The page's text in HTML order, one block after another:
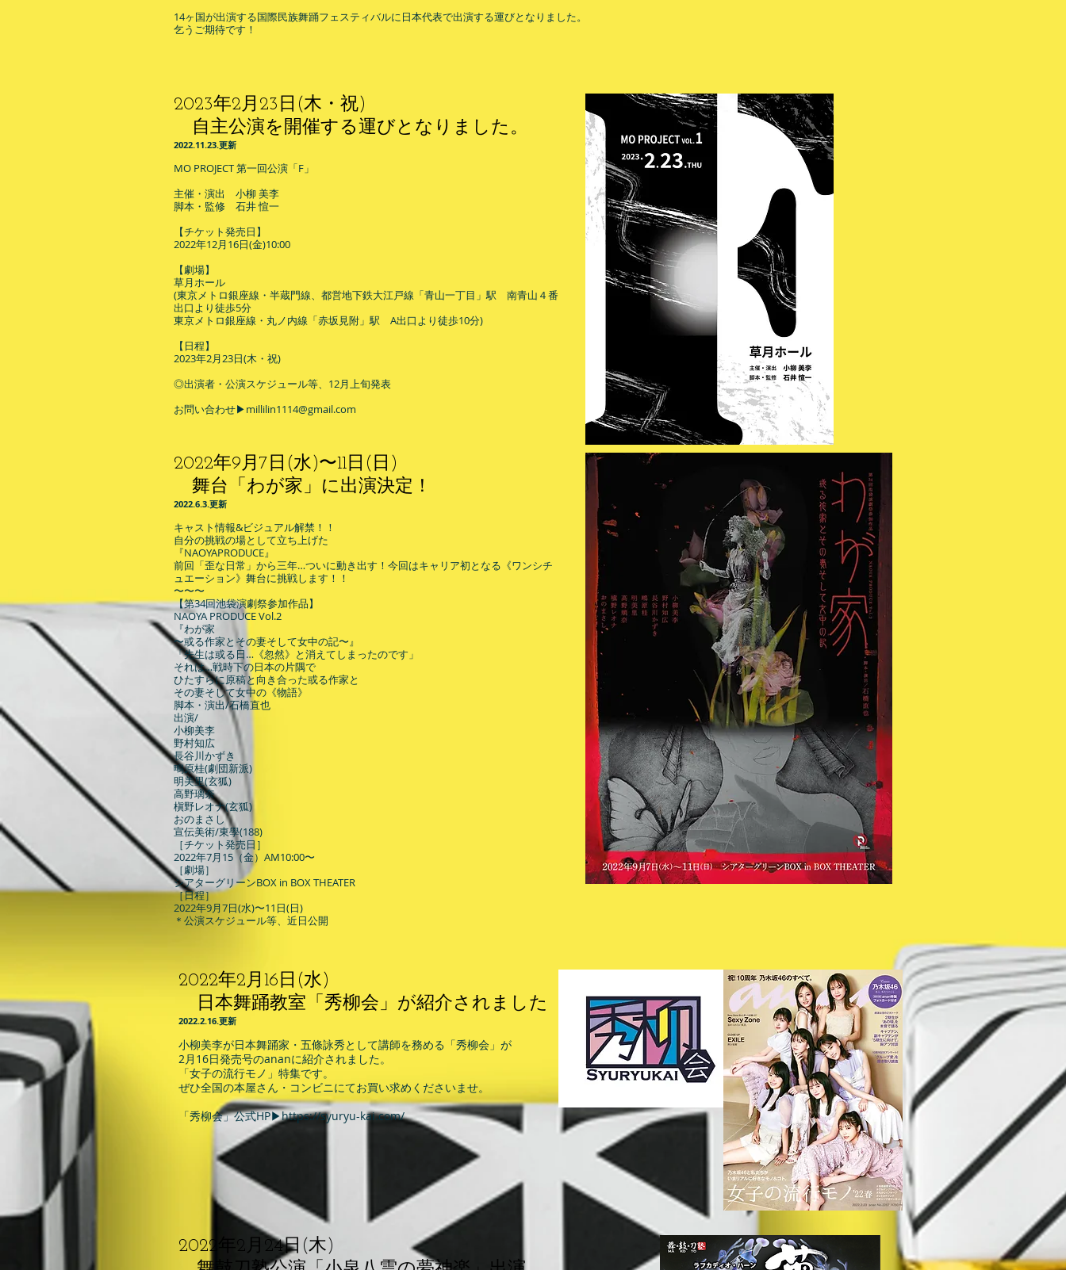
14ヶ国が出演する国際民族舞踊フェスティバルに日本代表で出演する運びとなりました。
​乞うご期待です！
2023年2月23日(木・祝)
自主公演を開催する運びとなりました。
​2022.11.23.更新
MO PROJECT 第一回公演「F」
主催・演出 小柳 美李
脚本・監修 石井 愃一
【チケット発売日】
2022年12月16日(金)10:00
【劇場】
草月ホール
(東京メトロ銀座線・半蔵門線、都営地下鉄大江戸線「青山一丁目」駅 南青山４番
出口より徒歩5分
東京メトロ銀座線・丸ノ内線「赤坂見附」駅 A出口より徒歩10分)
【日程】
2023年2月23日(木・祝)
◎出演者・公演スケジュール等、12月上旬発表
​お問い合わせ▶︎millilin1114@gmail.com
2022年9月7日(水)〜11日(日)
舞台「わが家」に出演決定！
​2022.6.3.更新
キャスト情報&ビジュアル解禁！！
自分の挑戦の場として立ち上げた
『NAOYAPRODUCE』
前回「歪な日常」から三年…ついに動き出す！今回はキャリア初となる《ワンシチ
ュエーション》舞台に挑戦します！！
〜〜〜
【第34回池袋演劇祭参加作品】
NAOYA PRODUCE Vol.2
『わが家
〜或る作家とその妻そして女中の記〜』
「先生は或る日…《忽然》と消えてしまったのです」
それは…戦時下の日本の片隅で
ひたすらに原稿と向き合った或る作家と
その妻そして女中の《物語》
脚本・演出/石橋直也
出演/
小柳美李
野村知広
長谷川かずき
鴫原桂(劇団新派)
明美里(玄狐)
高野璃奈
槇野レオナ(玄狐)
おのまさし
宣伝美術/東學(188)
［チケット発売日］
2022年7月15（金）AM10:00〜
［劇場］
シアターグリーンBOX in BOX THEATER
［日程］
2022年9月7日(水)〜11日(日)
＊公演スケジュール等、近日公開
2022年2月16日(水)
日本舞踊教室「秀柳会」が紹介されました
​2022.2.16.更新
小柳美李が日本舞踊家・五條詠秀として講師を務める「秀柳会」が
2月16日発売号のananに紹介されました。
​「女子の流行モノ」特集です。
ぜひ全国の本屋さん・コンビニにてお買い求めくださいませ。
​「秀柳会」公式HP▶︎https://syuryu-kai.com/
2022年2月24日(木)